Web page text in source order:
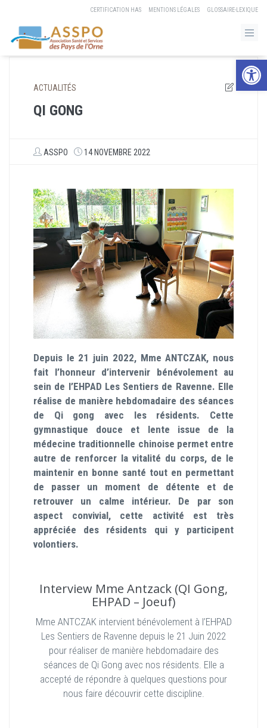
Ouvrir la
CERTIFICATION HAS MENTIONS LÉGALES GLOSSAIRE-LEXIQUE
ACTUALITÉS
QI GONG
ASSPO 14 NOVEMBRE 2022
Depuis le 21 juin 2022, Mme ANTCZAK, nous
fait l’honneur d’intervenir bénévolement au
sein de l’EHPAD Les Sentiers de Ravenne. Elle
réalise de manière hebdomadaire des séances
de Qi gong avec les résidents. Cette
gymnastique douce et lente issue de la
médecine traditionnelle chinoise permet entre
autre de renforcer la vitalité du corps, de le
maintenir en bonne santé tout en permettant
de passer un moment de détente et de
retrouver un calme intérieur. De par son
aspect convivial, cette activité est très
appréciée des résidents qui y participent
volontiers.
Interview Mme Antzack (QI Gong,
EHPAD – Joeuf)
Mme ANTCZAK intervient bénévolement à l’EHPAD
Les Sentiers de Ravenne depuis le 21 Juin 2022
pour réaliser de manière hebdomadaire des
séances de Qi Gong avec nos résidents. Elle a
accepté de répondre à quelques questions pour
nous faire découvrir cette discipline.